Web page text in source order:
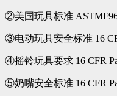
②美国玩具标准
③电动玩具安全标准 16
④摇铃玩具要求 16 CFR
⑤奶嘴安全标准 16 CFR